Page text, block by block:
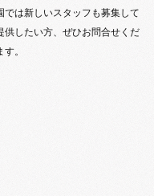
は新しいスタッフも募集して
供したい方、ぜひお問合せくだ
。